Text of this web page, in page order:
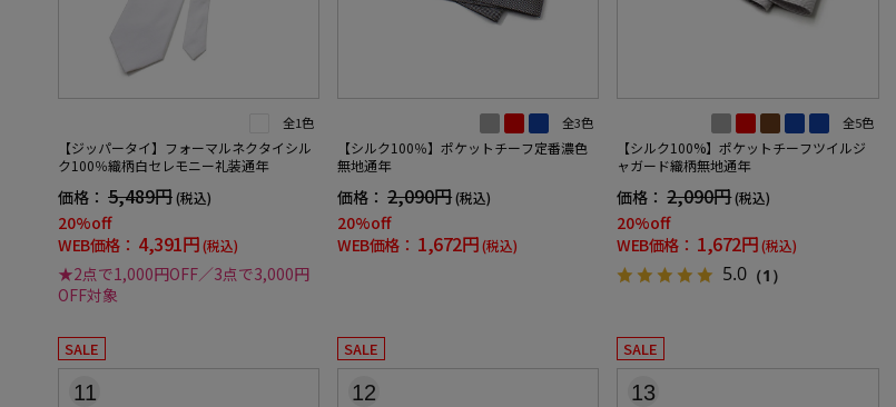
全1色
【ジッパータイ】フォーマルネクタイシル
ク100％織柄白セレモニー礼装通年
価格： 5,489円(税込)
20%off
WEB価格： 4,391円(税込)
★2点で1,000円OFF／3点で3,000円
OFF対象
全3色
【シルク100％】ポケットチーフ定番濃色
無地通年
価格： 2,090円(税込)
20%off
WEB価格： 1,672円(税込)
全5色
【シルク100%】ポケットチーフツイルジ
ャガード織柄無地通年
価格： 2,090円(税込)
20%off
WEB価格： 1,672円(税込)
5.0 （1）
SALE
11
SALE
12
SALE
13